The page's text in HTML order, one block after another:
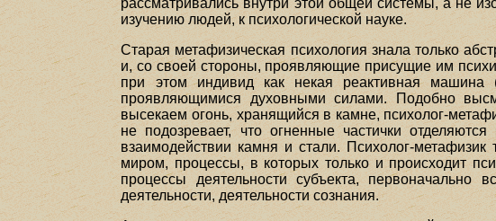
рассматривались внутри этой общей системы, а не
изучению людей, к психологической науке.
Старая метафизическая психология знала только
и, со своей стороны, проявляющие присущие им
при этом индивид как некая реактивная машина
проявляющимися духовными силами. Подобно
высекаем огонь, хранящийся в камне, психолог-
не подозревает, что огненные частички
взаимодействии камня и стали. Психолог-
миром, процессы, в которых только и происходит
процессы деятельности субъекта,
деятельности, деятельности сознания.